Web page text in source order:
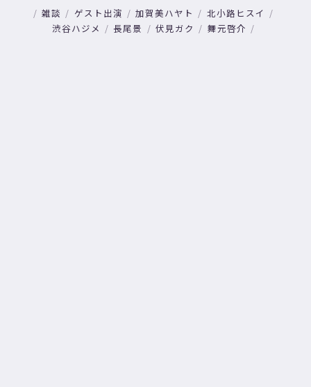
雑談 ゲスト出演 加賀美ハヤト
北小路ヒスイ
渋谷ハジメ
長尾景 伏見ガク 舞元啓介